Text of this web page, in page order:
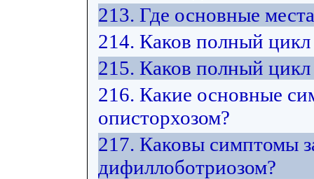
213. Где основные
214. Каков полный цикл
215. Каков полный цикл
216. Какие основные
описторхозом?
217. Каковы симптомы
дифиллоботриозом?